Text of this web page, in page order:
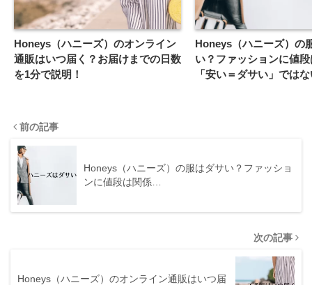
Honeys（ハニーズ）のオンライン
通販はいつ届く？お届けまでの日数
を1分で説明！
Honeys（ハニーズ）の
い？ファッションに値
「安い＝ダサい」では
前の記事
Honeys（ハニーズ）の服はダサい？ファッショ
ンに値段は関係…
次の記事
Honeys（ハニーズ）のオンライン通販はいつ届